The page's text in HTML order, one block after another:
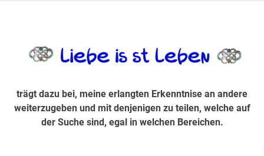
Suche sind, egal in welchen Bereichen.
trägt dazu bei, meine erlangten Erkenntnise an andere
weiterzugeben und mit denjenigen zu teilen, welche auf
der Suche sind, egal in welchen Bereichen.